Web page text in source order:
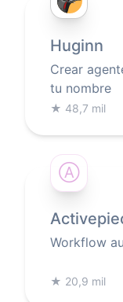
Huginn
Crear
tu nombre
★ 48,7 mil
Ⓐ
Workflow
★ 20,9 mil